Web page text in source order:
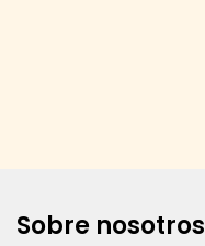
Sobre nosotros